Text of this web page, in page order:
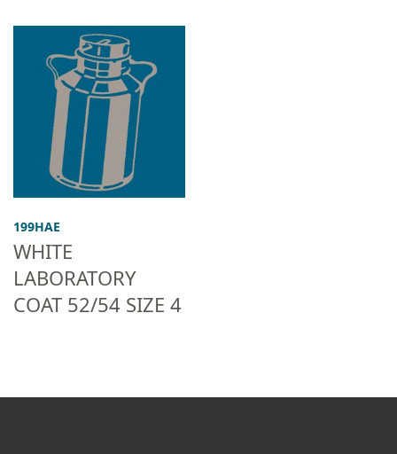
199HAE
WHITE
LABORATORY
COAT 52/54 SIZE 4